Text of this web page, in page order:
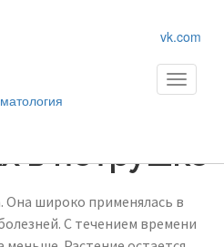
vk.com
Toggle
в петрушке
Она широко применялась в
С течением времени